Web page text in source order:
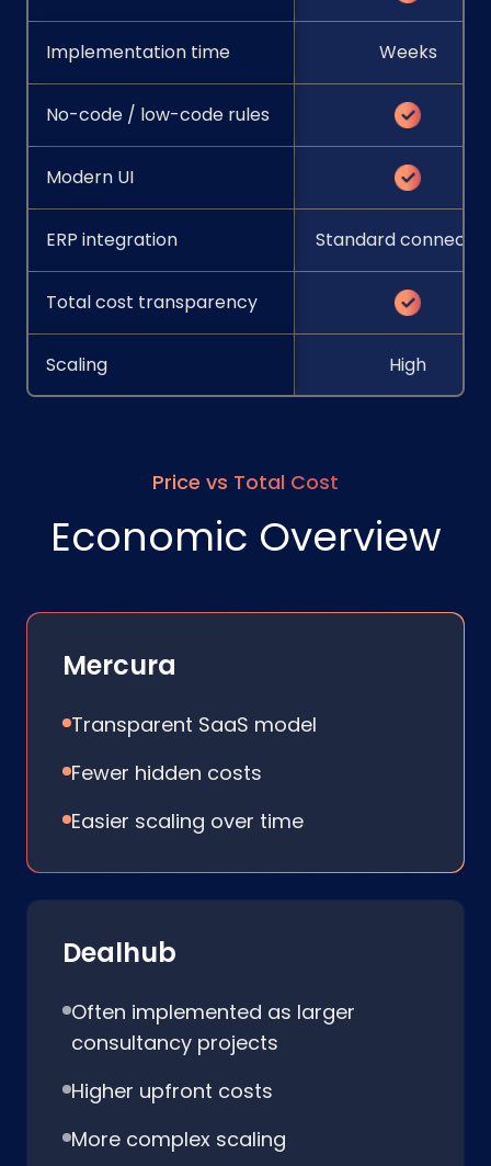
Implementation time Weeks
No-code / low-code rules
Modern UI
ERP integration Standard
Total cost transparency
Scaling High
Price vs Total Cost
Economic Overview
Mercura
Transparent SaaS model
Fewer hidden costs
Easier scaling over time
Dealhub
Often implemented as larger
consultancy projects
Higher upfront costs
More complex scaling